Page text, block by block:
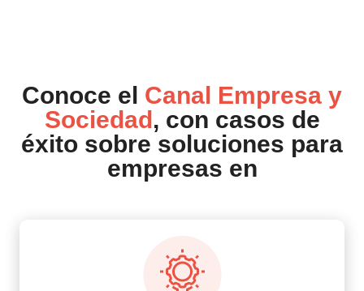
Conoce el Canal Empresa y
Sociedad, con casos de
éxito sobre soluciones para
empresas en